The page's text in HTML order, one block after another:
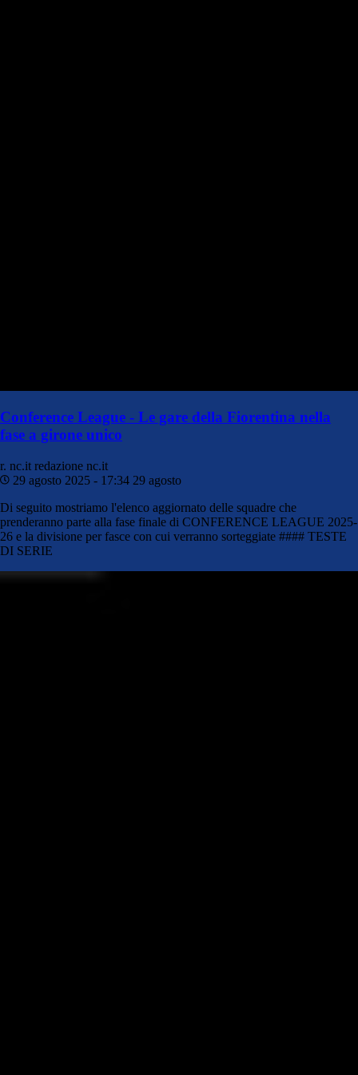
Conference League - Le gare della Fiorentina nella
fase a girone unico
r. nc.it redazione nc.it
29 agosto 2025 - 17:34 29 agosto
Di seguito mostriamo l'elenco aggiornato delle squadre che
prenderanno parte alla fase finale di CONFERENCE LEAGUE 2025-
26 e la divisione per fasce con cui verranno sorteggiate #### TESTE
DI SERIE